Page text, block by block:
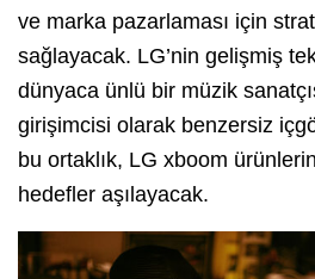
ve marka pazarlaması için
sağlayacak. LG’nin gelişmiş
dünyaca ünlü bir müzik
girişimcisi olarak benzersiz
bu ortaklık, LG xboom
hedefler aşılayacak.